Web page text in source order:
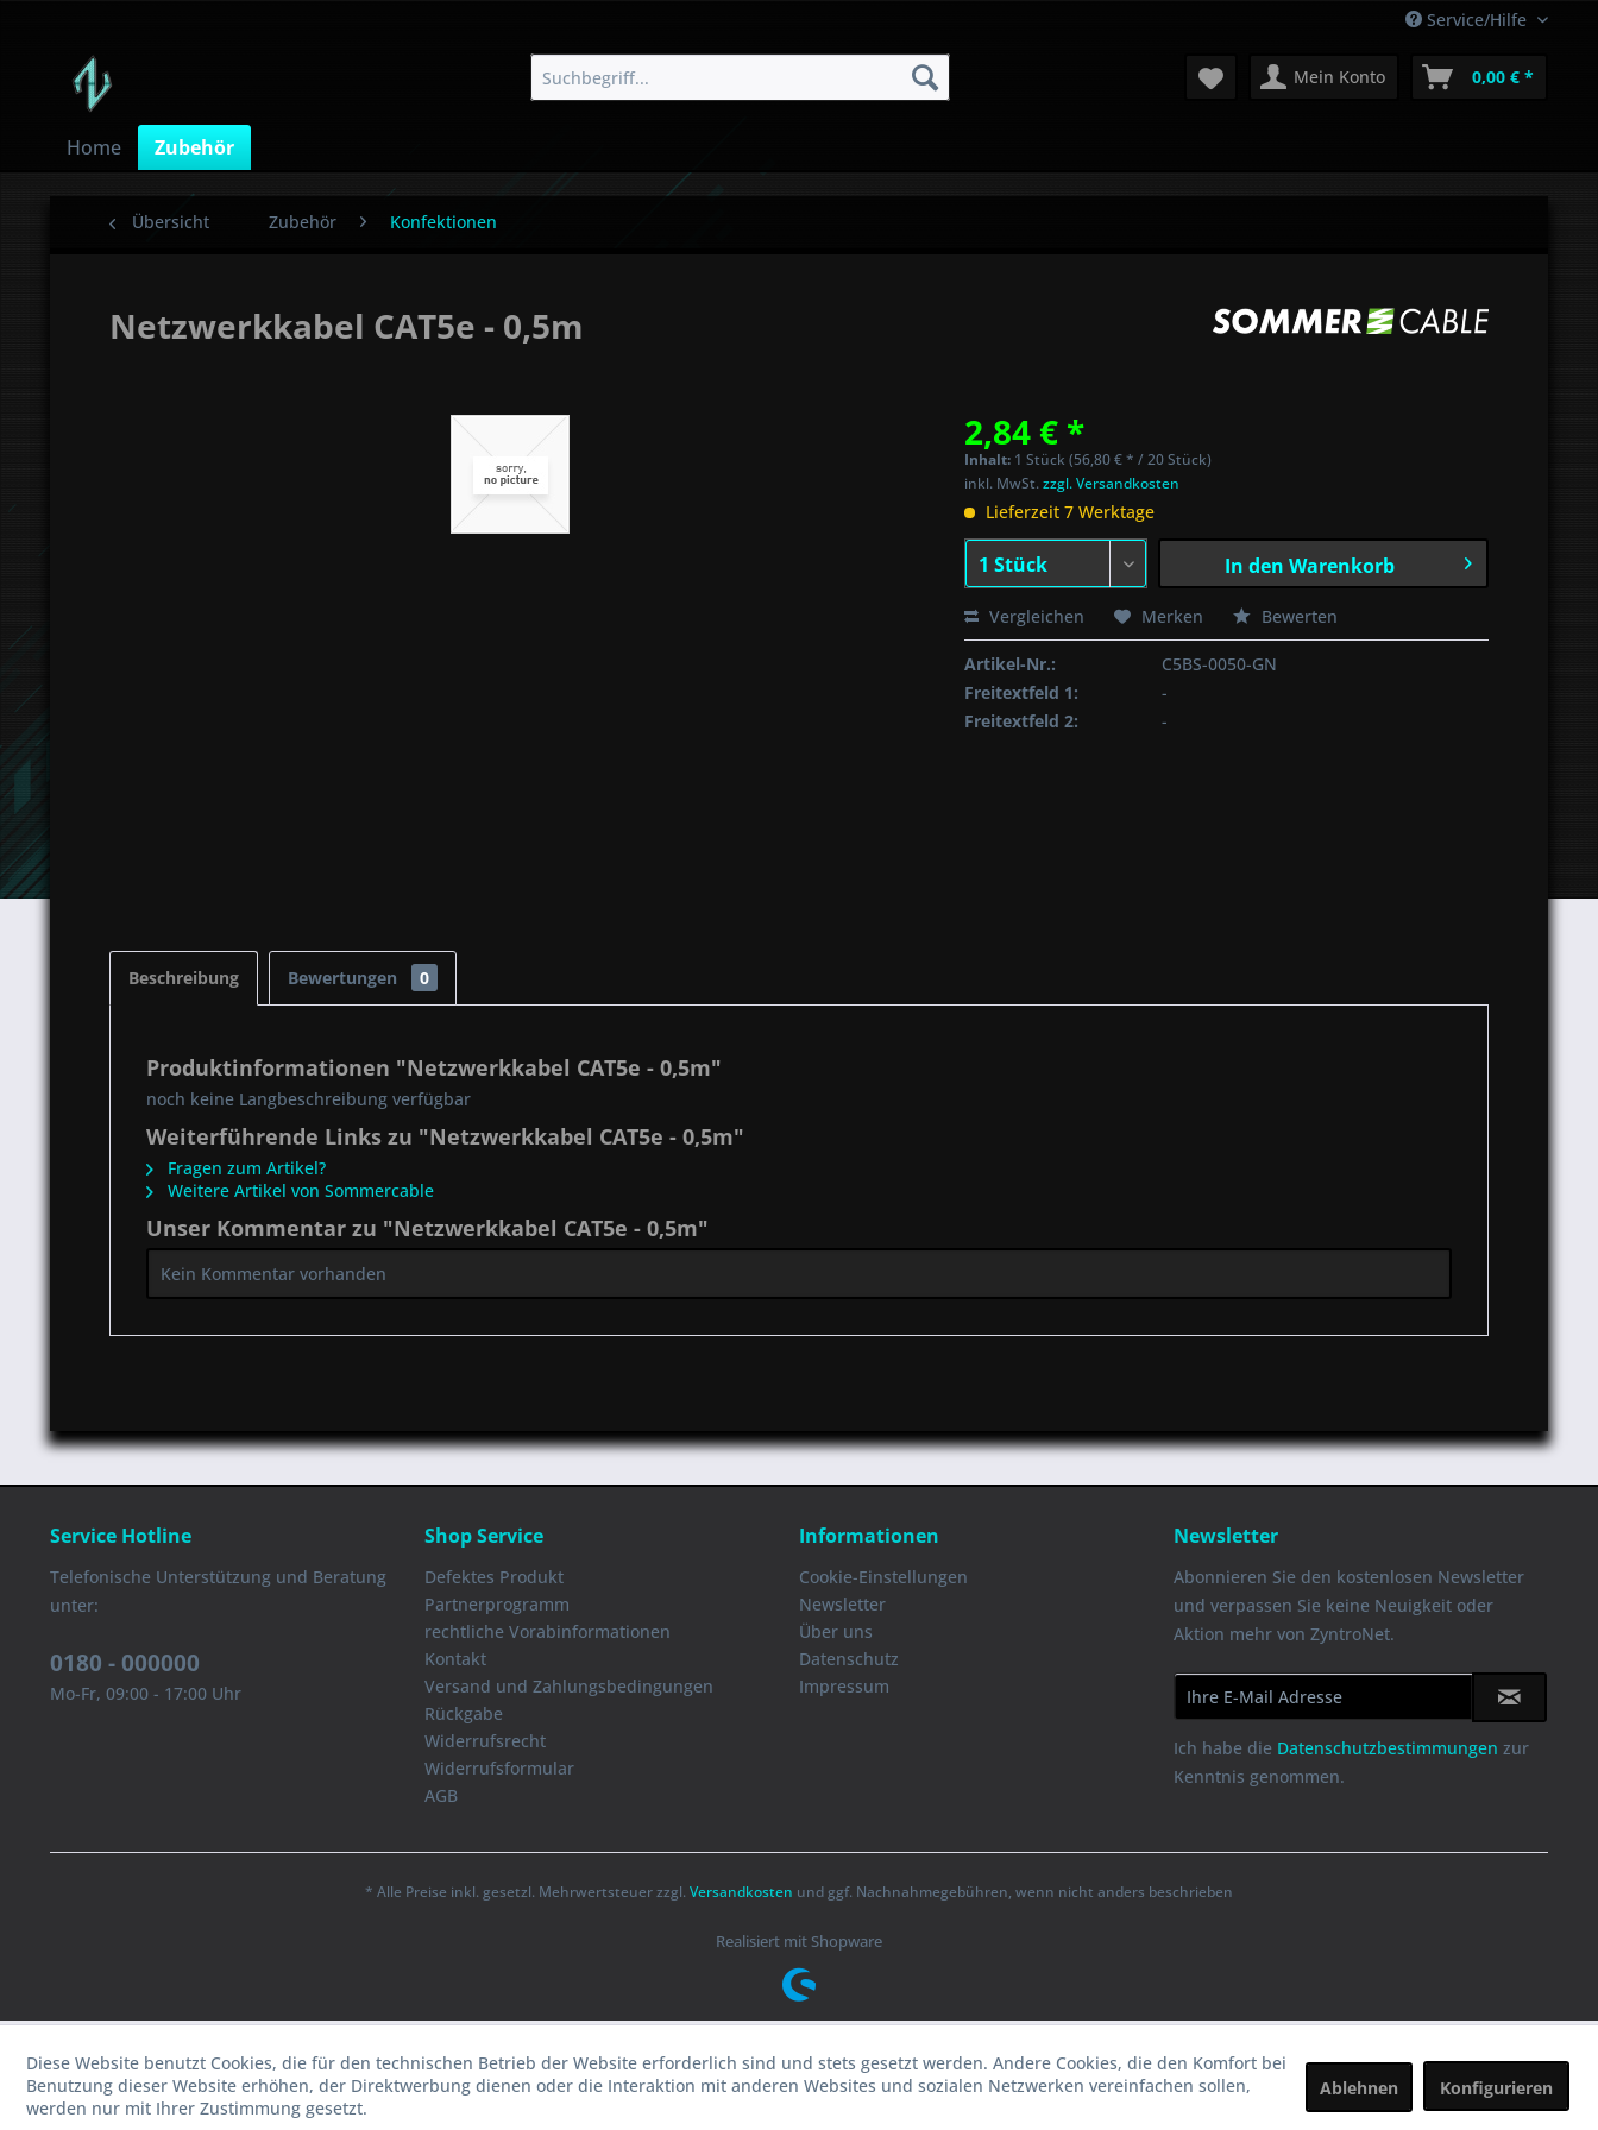
Service/Hilfe
Mein Konto 0,00 € *
Home Zubehör
Übersicht Zubehör Konfektionen
Netzwerkkabel CAT5e - 0,5m
2,84 € *
Inhalt: 1 Stück (56,80 € * / 20 Stück)
inkl. MwSt.zzgl. Versandkosten
Lieferzeit 7 Werktage
In den Warenkorb
Vergleichen Merken Bewerten
Artikel-Nr.:
C5BS-0050-GN
Freitextfeld 1:
-
Freitextfeld 2:
-
Beschreibung Bewertungen 0
Produktinformationen "Netzwerkkabel CAT5e - 0,5m"
noch keine Langbeschreibung verfügbar
Weiterführende Links zu "Netzwerkkabel CAT5e - 0,5m"
Fragen zum Artikel?
Weitere Artikel von Sommercable
Unser Kommentar zu "Netzwerkkabel CAT5e - 0,5m"
Kein Kommentar vorhanden
Service Hotline
Telefonische Unterstützung und Beratung
unter:
0180 - 000000
Mo-Fr, 09:00 - 17:00 Uhr
Shop Service
Defektes Produkt
Partnerprogramm
rechtliche Vorabinformationen
Kontakt
Versand und Zahlungsbedingungen
Rückgabe
Widerrufsrecht
Widerrufsformular
AGB
Informationen
Cookie-Einstellungen
Newsletter
Über uns
Datenschutz
Impressum
Newsletter
Abonnieren Sie den kostenlosen Newsletter
und verpassen Sie keine Neuigkeit oder
Aktion mehr von ZyntroNet.
Ich habe die Datenschutzbestimmungen zur
Kenntnis genommen.
* Alle Preise inkl. gesetzl. Mehrwertsteuer zzgl. Versandkosten und ggf. Nachnahmegebühren, wenn nicht anders beschrieben
Realisiert mit Shopware
Diese Website benutzt Cookies, die für den technischen Betrieb der Website erforderlich sind und stets gesetzt werden. Andere Cookies, die den Komfort bei
Benutzung dieser Website erhöhen, der Direktwerbung dienen oder die Interaktion mit anderen Websites und sozialen Netzwerken vereinfachen sollen,
werden nur mit Ihrer Zustimmung gesetzt.
Ablehnen Konfigurieren